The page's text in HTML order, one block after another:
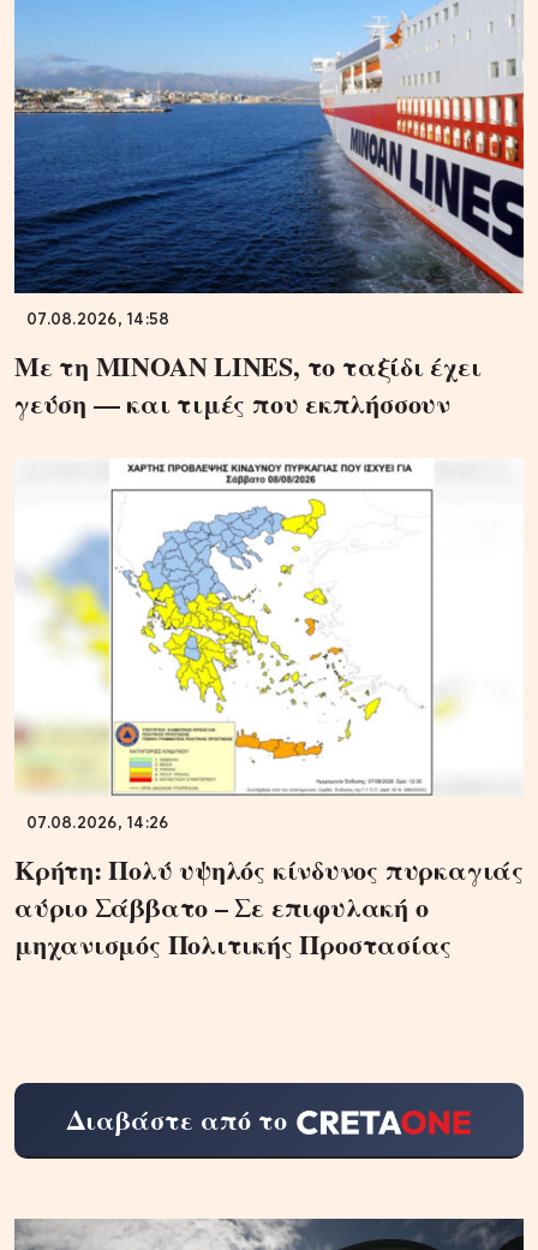
07.08.2026, 14:58
Με τη MINOAN LINES, το ταξίδι έχει
γεύση — και τιμές που εκπλήσσουν
07.08.2026, 14:26
Κρήτη: Πολύ υψηλός κίνδυνος πυρκαγιάς
αύριο Σάββατο – Σε επιφυλακή ο
μηχανισμός Πολιτικής Προστασίας
Διαβάστε από το